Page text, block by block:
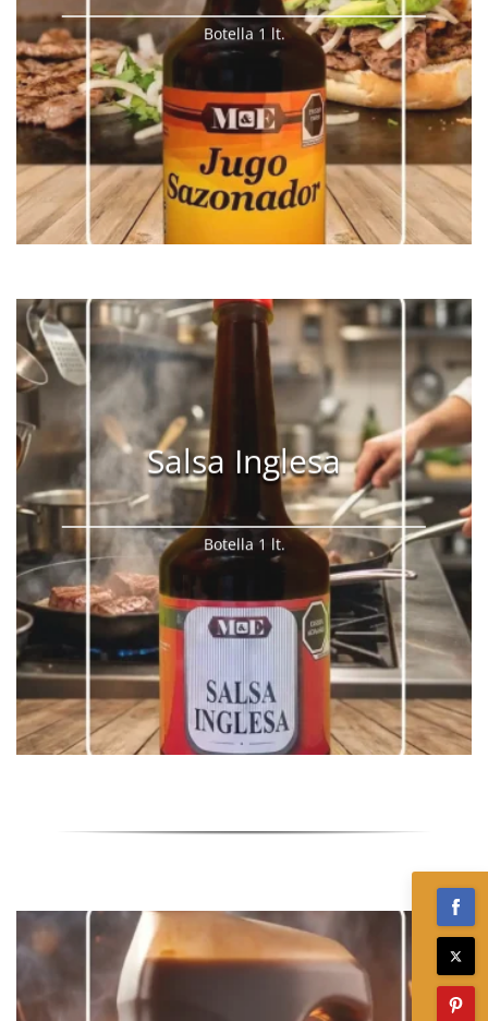
Botella 1 lt.
Salsa Inglesa
Botella 1 lt.